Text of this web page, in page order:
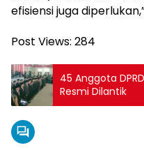
efisiensi juga
Post Views: 284
45 Anggota
Resmi Dilantik